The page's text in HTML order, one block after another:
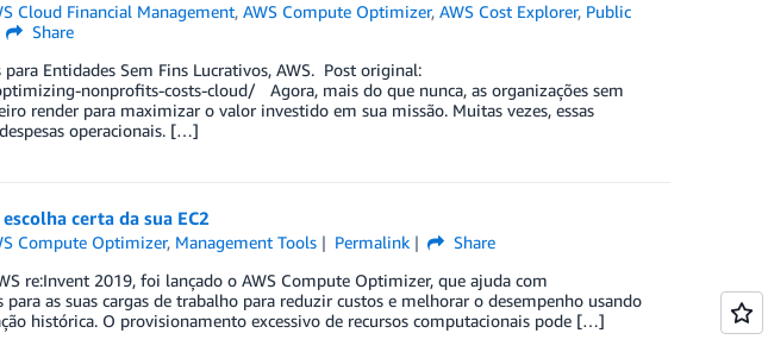
Cloud Financial Management,AWS Compute Optimizer,AWS Cost Explorer, Public
Share
Entidades Sem Fins Lucrativos, AWS. Post original:
nonprofits-costs-cloud/ Agora, mais do que nunca, as organizações sem
render para maximizar o valor investido em sua missão. Muitas vezes, essas
operacionais. […]
certa da sua EC2
Compute Optimizer, Management Tools Permalink
Share
re:Invent 2019, foi lançado o AWS Compute Optimizer, que ajuda com
as suas cargas de trabalho para reduzir custos e melhorar o desempenho usando
histórica. O provisionamento excessivo de recursos computacionais pode […]